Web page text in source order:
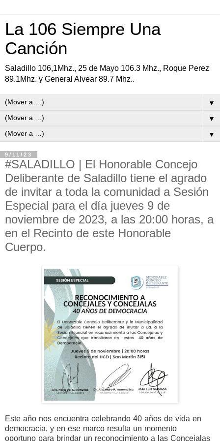
La 106 Siempre Una
Canción
Saladillo 106,1Mhz., 25 de Mayo 106.3 Mhz., Roque Perez
89.1Mhz. y General Alvear 89.7 Mhz..
▼
▼
▼
9/11/23
#SALADILLO | El Honorable Concejo
Deliberante de Saladillo tiene el agrado
de invitar a toda la comunidad a Sesión
Especial para el día jueves 9 de
noviembre de 2023, a las 20:00 horas, a
en el Recinto de este Honorable
Cuerpo.
Este año nos encuentra celebrando 40 años de vida en
democracia, y en ese marco resulta un momento
oportuno para brindar un reconocimiento a las Concejalas